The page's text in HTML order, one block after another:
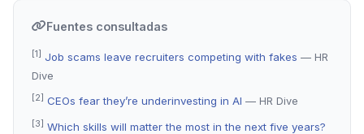
Fuentes consultadas
[1] Job scams leave recruiters competing with fakes — HR
Dive
[2] CEOs fear they’re underinvesting in AI — HR Dive
[3] Which skills will matter the most in the next five years?